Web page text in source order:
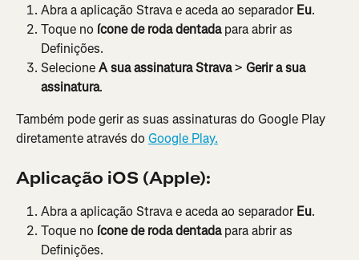
Abra a aplicação Strava e aceda ao separador Eu.
Toque no ícone de roda dentada para abrir as
Definições.
Selecione A sua assinatura Strava > Gerir a sua
assinatura.
Também pode gerir as suas assinaturas do Google Play
diretamente através do Google Play.
Aplicação iOS (Apple):
Abra a aplicação Strava e aceda ao separador Eu.
Toque no ícone de roda dentada para abrir as
Definições.